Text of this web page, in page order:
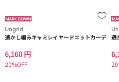
Ungrid
透かし編みキャミレイヤードニットカーデ
6,160 円
20%OFF
透